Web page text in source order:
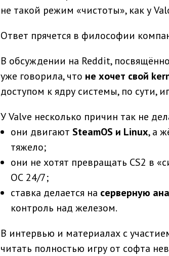
не такой режим «чистоты», как у
Ответ прячется в философии
В обсуждении на Reddit,
уже говорила, что не хочет свой
доступом к ядру системы, по сути,
У Valve несколько причин так не
они двигают SteamOS и Linux, а
тяжело;
они не хотят превращать CS2 в
ОС 24/7;
ставка делается на серверную
контроль над железом.
В интервью и материалах с
читать полностью игру от софта